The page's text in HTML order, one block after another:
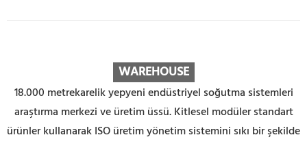
WAREHOUSE
18.000 metrekarelik yepyeni endüstriyel soğutma sistemleri
araştırma merkezi ve üretim üssü. Kitlesel modüler standart
ürünler kullanarak ISO üretim yönetim sistemini sıkı bir şekilde